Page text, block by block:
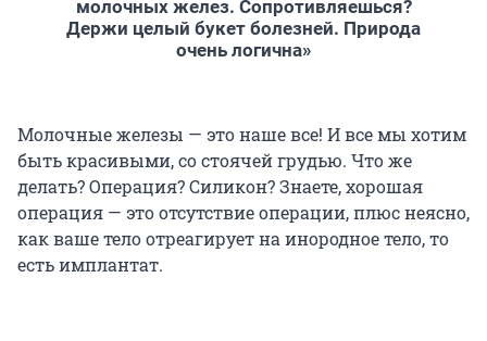
молочных желез. Сопротивляешься?
Держи целый букет болезней. Природа
очень логична»
Молочные железы — это наше все! И все мы хотим
быть красивыми, со стоячей грудью. Что же
делать? Операция? Силикон? Знаете, хорошая
операция — это отсутствие операции, плюс неясно,
как ваше тело отреагирует на инородное тело, то
есть имплантат.